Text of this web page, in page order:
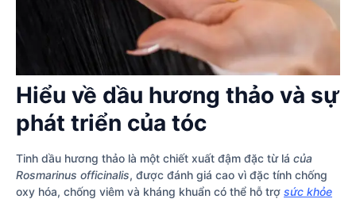
Hiểu về dầu hương thảo và sự
phát triển của tóc
Tinh dầu hương thảo là một chiết xuất đậm đặc từ lá của
Rosmarinus officinalis, được đánh giá cao vì đặc tính chống
oxy hóa, chống viêm và kháng khuẩn có thể hỗ trợ sức khỏe